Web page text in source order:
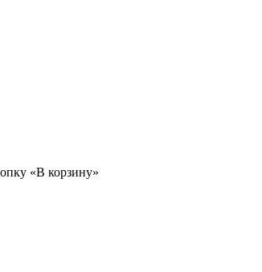
«В корзину»